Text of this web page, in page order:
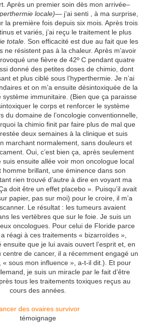
Après un premier soin dès mon arrivée–
locale)— j’ai senti , à ma surprise,
la première fois depuis six mois. Après trois
et variés, j’ai reçu le traitement le plus
totale . Son efficacité est due au fait que les
ne résistent pas à la chaleur. Après m’avoir
une fièvre de 42º C pendant quatre
donné des petites doses de chimio, dont
et plus ciblé sous l’hyperthermie. Je n’ai
et on m’a ensuite désintoxiquée de la
système immunitaire. (Bien que ça paraisse
le corps et renforcer le système
du domaine de l’oncologie conventionnelle,
la chimio finit par faire plus de mal que
deux semaines à la clinique et suis
marchant normalement, sans douleurs et
Oui, c’est bien ça, après seulement
suis ensuite allée voir mon oncologue local
homme brillant, une éminence dans son
rien trouvé d’autre à dire en voyant ma
doit être un effet placebo ». Puisqu’il avait
papier, pas sur moi) pour le croire, il m’a
Le résultat : les tumeurs avaient
les vertèbres que sur le foie. Je suis un
oncologues. Pour celui de Floride parce
réagi à ces traitements « bizarroïdes »,
ensuite que je lui avais ouvert l’esprit et, en
de cancer, il a récemment engagé un
« sous mon influence », a-t-il dit.). Et pour
je suis un miracle par le fait d’être
tous les traitements toxiques reçus au
cours des années.
des ovaires survivor
témoignage